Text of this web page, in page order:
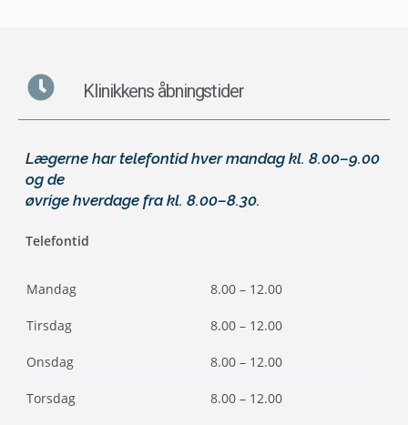
Klinikkens åbningstider
Lægerne har telefontid hver mandag kl. 8.00–9.00
og de
øvrige hverdage fra kl. 8.00–8.30.
Telefontid
Mandag 8.00 – 12.00
Tirsdag 8.00 – 12.00
Onsdag 8.00 – 12.00
Torsdag 8.00 – 12.00